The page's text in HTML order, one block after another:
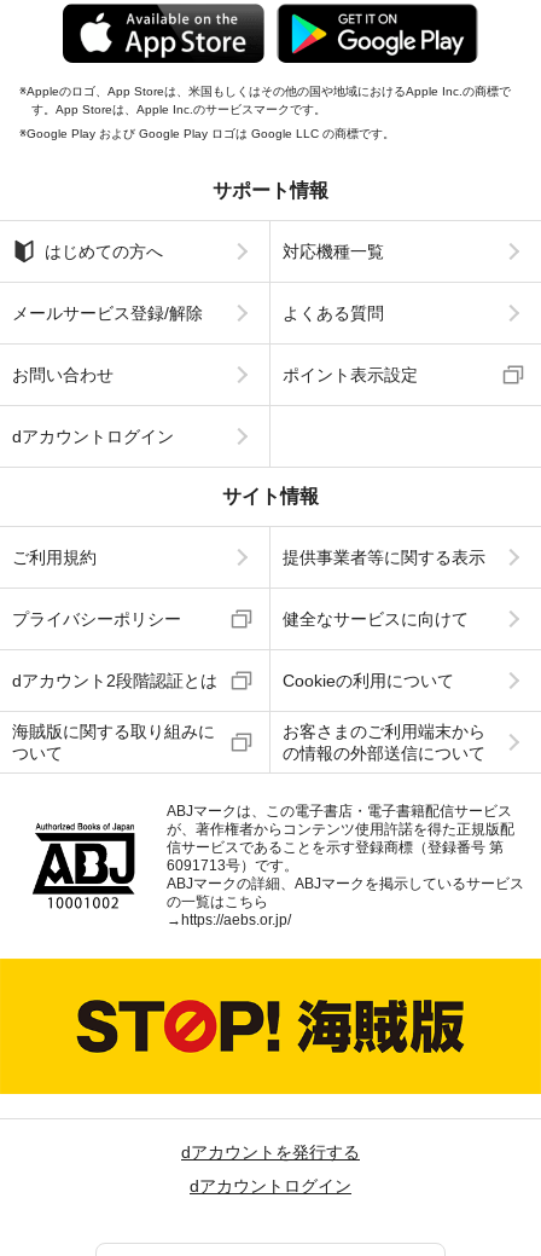
Appleのロゴ、App Storeは、米国もしくはその他の国や地域におけるApple Inc.の商標で
す。App Storeは、Apple Inc.のサービスマークです。
Google Play および Google Play ロゴは Google LLC の商標です。
サポート情報
はじめての方へ 対応機種一覧
メールサービス登録/解除 よくある質問
お問い合わせ ポイント表示設定
dアカウントログイン
サイト情報
ご利用規約 提供事業者等に関する表示
プライバシーポリシー 健全なサービスに向けて
dアカウント2段階認証とは Cookieの利用について
海賊版に関する取り組みに
ついて
お客さまのご利用端末から
の情報の外部送信について
ABJマークは、この電子書店・電子書籍配信サービス
が、著作権者からコンテンツ使用許諾を得た正規版配
信サービスであることを示す登録商標（登録番号 第
6091713号）です。
ABJマークの詳細、ABJマークを掲示しているサービス
の一覧はこちら
→ https://aebs.or.jp/
dアカウントを発行する
dアカウントログイン